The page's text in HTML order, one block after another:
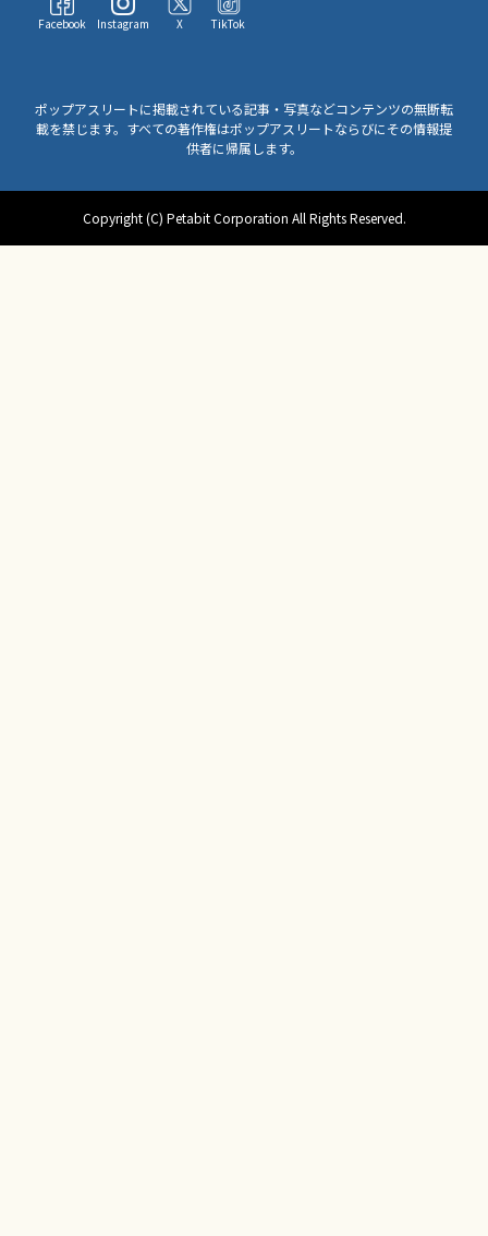
Facebook Instagram X TikTok
ポップアスリートに掲載されている記事・写真などコンテンツの無断転
載を禁じます。すべての著作権はポップアスリートならびにその情報提
供者に帰属します。
Copyright (C) Petabit Corporation All Rights Reserved.